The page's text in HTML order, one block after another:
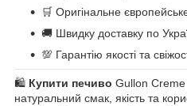
🛒 Оригінальне
🚚 Швидку доставку по
💯 Гарантію якості та
🛍️ Купити печиво Gullon
натуральний смак, якість та